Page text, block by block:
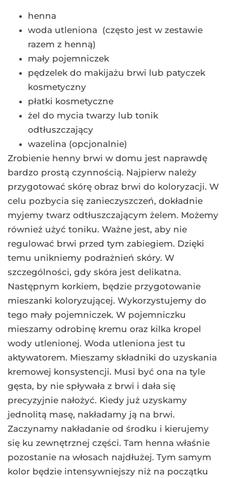
henna
woda utleniona (często jest w zestawie
razem z henną)
mały pojemniczek
pędzelek do makijażu brwi lub patyczek
kosmetyczny
płatki kosmetyczne
żel do mycia twarzy lub tonik
odtłuszczający
wazelina (opcjonalnie)
Zrobienie henny brwi w domu jest naprawdę
bardzo prostą czynnością. Najpierw należy
przygotować skórę obraz brwi do koloryzacji. W
celu pozbycia się zanieczyszczeń, dokładnie
myjemy twarz odtłuszczającym żelem. Możemy
również użyć toniku. Ważne jest, aby nie
regulować brwi przed tym zabiegiem. Dzięki
temu unikniemy podrażnień skóry. W
szczególności, gdy skóra jest delikatna.
Następnym korkiem, będzie przygotowanie
mieszanki koloryzującej. Wykorzystujemy do
tego mały pojemniczek. W pojemniczku
mieszamy odrobinę kremu oraz kilka kropel
wody utlenionej. Woda utleniona jest tu
aktywatorem. Mieszamy składniki do uzyskania
kremowej konsystencji. Musi być ona na tyle
gęsta, by nie spływała z brwi i dała się
precyzyjnie nałożyć. Kiedy już uzyskamy
jednolitą masę, nakładamy ją na brwi.
Zaczynamy nakładanie od środku i kierujemy
się ku zewnętrznej części. Tam henna właśnie
pozostanie na włosach najdłużej. Tym samym
kolor będzie intensywniejszy niż na początku